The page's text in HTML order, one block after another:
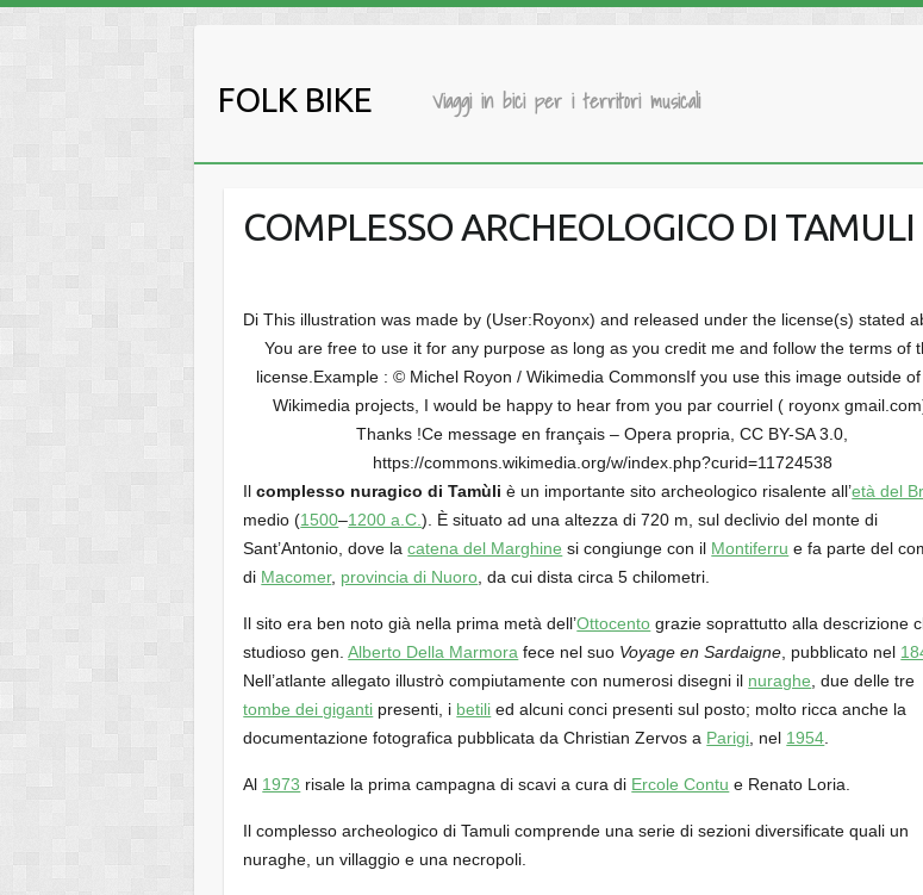
contenuto
FOLK BIKE Viaggi in bici per i territori musicali
COMPLESSO ARCHEOLOGICO DI TAMULI
Di This illustration was made by (User:Royonx) and released under the license(s) stated
You are free to use it for any purpose as long as you credit me and follow the terms of
license.Example : © Michel Royon / Wikimedia CommonsIf you use this image outside
Wikimedia projects, I would be happy to hear from you par courriel ( royonx
Thanks !Ce message en français – Opera propria, CC BY-SA 3.0,
https://commons.wikimedia.org/w/index.php?curid=11724538
Ilcomplesso nuragico di Tamùli è un importante sito archeologico risalente all’età del
medio (1500–1200 a.C.). È situato ad una altezza di 720 m, sul declivio del monte di
Sant’Antonio, dove lacatena del Marghine si congiunge con il Montiferru e fa parte del
di Macomer, provincia di Nuoro , da cui dista circa 5 chilometri.
Il sito era ben noto già nella prima metà dell’Ottocento grazie soprattutto alla descrizione
studioso gen.Alberto Della Marmora fece nel suo Voyage en Sardaigne , pubblicato nel
Nell’atlante allegato illustrò compiutamente con numerosi disegni il nuraghe , due delle tre
tombe dei giganti presenti, i betili ed alcuni conci presenti sul posto; molto ricca anche la
documentazione fotografica pubblicata da Christian Zervos a Parigi , nel 1954
Al 1973 risale la prima campagna di scavi a cura di Ercole Contu e Renato Loria.
Il complesso archeologico di Tamuli comprende una serie di sezioni diversificate quali un
nuraghe, un villaggio e una necropoli.